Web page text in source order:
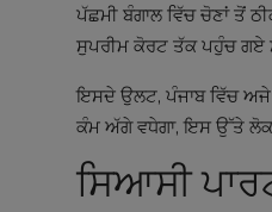
ਪੱਛਮੀ ਬੰਗਾਲ ਵਿੱਚ ਚੋਣਾਂ ਤੋਂ
ਸੁਪਰੀਮ ਕੋਰਟ ਤੱਕ ਪਹੁੰਚ ਗਏ
ਇਸਦੇ ਉਲਟ, ਪੰਜਾਬ ਵਿੱਚ ਅਜੇ
ਕੰਮ ਅੱਗੇ ਵਧੇਗਾ, ਇਸ ਉੱਤੇ
ਸਿਆਸੀ